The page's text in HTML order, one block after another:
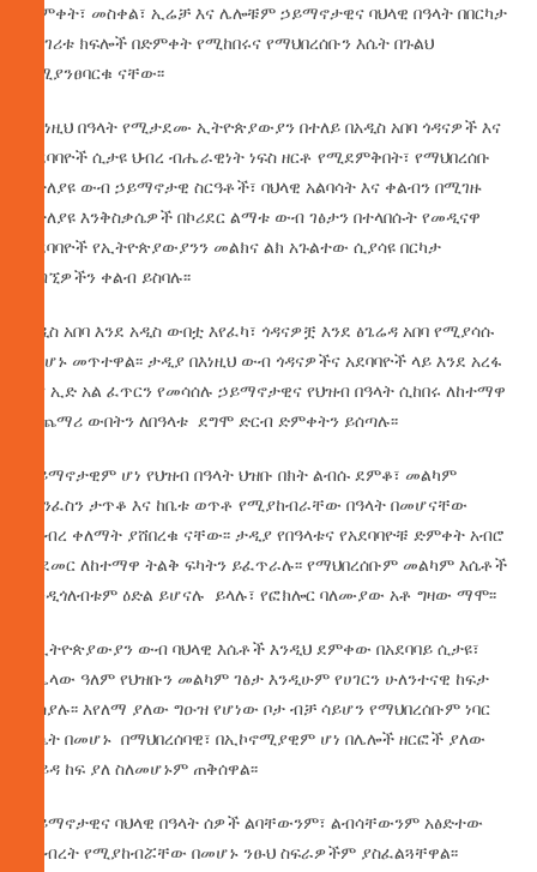
ጥምቀት፣ መስቀል፣ ኢሬቻ እና ሌሎቹም ኃይማኖታዊና ባህላዊ በዓላት በበርካታ
የሀገሪቱ ክፍሎች በድምቀት የሚከበሩና የማህበረሰቡን እሴት በጉልህ
የሚያንፀባርቁ ናቸው፡፡
በእነዚህ በዓላት የሚታደሙ ኢትዮጵያውያን በተለይ በአዲስ አበባ ጎዳናዎች እና
አደባባዮች ሲታዩ ህብረ ብሔራዊነት ነፍስ ዘርቶ የሚደምቅበት፣ የማህበረሰቡ
የተለያዩ ውብ ኃይማኖታዊ ስርዓቶች፣ ባህላዊ አልባሳት እና ቀልብን በሚገዙ
የተለያዩ እንቅስቃሴዎች በኮሪደር ልማቱ ውብ ገፅታን በተላበሱት የመዲናዋ
አደባባዮች የኢትዮጵያውያንን መልክና ልክ አጉልተው ሲያሳዩ በርካታ
ጎብኚዎችን ቀልብ ይስባሉ፡፡
አዲስ አበባ እንደ አዲስ ውበቷ እየፈካ፣ ጎዳናዎቿ እንደ ፅጌሬዳ አበባ የሚያሳሱ
እየሆኑ መጥተዋል፡፡ ታዲያ በእነዚህ ውብ ጎዳናዎችና አደባባዮች ላይ እንደ አረፋ
እና ኢድ አል ፈጥርን የመሳሰሉ ኃይማኖታዊና የህዝብ በዓላት ሲከበሩ ለከተማዋ
ተጨማሪ ውበትን ለበዓላቱ ደግሞ ድርብ ድምቀትን ይሰጣሉ፡፡
ኃይማኖታዊም ሆነ የህዝብ በዓላት ህዝቡ በክት ልብሱ ደምቆ፣ መልካም
መንፈስን ታጥቆ እና ከቤቱ ወጥቶ የሚያከብራቸው በዓላት በመሆናቸው
በህብረ ቀለማት ያሸበረቁ ናቸው፡፡ ታዲያ የበዓላቱና የአደባባዮቹ ድምቀት አብሮ
ሲደመር ለከተማዋ ትልቅ ፍካትን ይፈጥራሉ፡፡ የማህበረሰቡም መልካም እሴቶች
እንዲጎለብቱም ዕድል ይሆናሉ ይላሉ፣ የፎክሎር ባለሙያው አቶ ግዛው ማሞ፡፡
የኢትዮጵያውያን ውብ ባህላዊ እሴቶች እንዲህ ደምቀው በአደባባይ ሲታዩ፣
ለሌላው ዓለም የህዝቡን መልካም ገፅታ እንዲሁም የሀገርን ሁለንተናዊ ከፍታ
ያሳያሉ፡፡ እየለማ ያለው ግዑዝ የሆነው ቦታ ብቻ ሳይሆን የማህበረሰቡም ነባር
እሴት በመሆኑ በማህበረሰባዊ፣ በኢኮኖሚያዊም ሆነ በሌሎች ዘርፎች ያለው
ፋይዳ ከፍ ያለ ስለመሆኑም ጠቅሰዋል፡፡
ኃይማኖታዊና ባህላዊ በዓላት ሰዎች ልባቸውንም፣ ልብሳቸውንም አፅድተው
በህብረት የሚያከብሯቸው በመሆኑ ንፁህ ስፍራዎችም ያስፈልጓቸዋል፡፡